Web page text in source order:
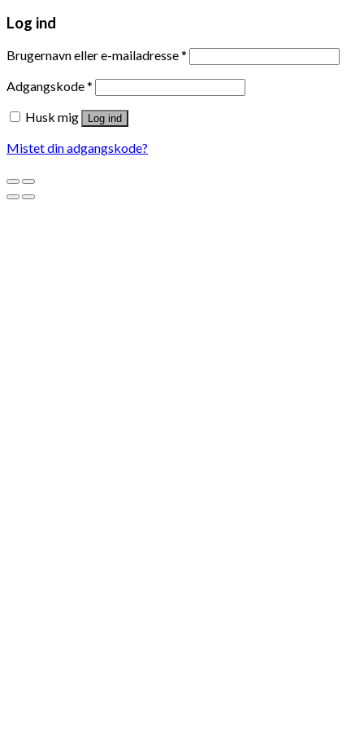
Log ind
Brugernavn eller e-mailadresse*
Adgangskode*
Husk mig
Log ind
Mistet din adgangskode?